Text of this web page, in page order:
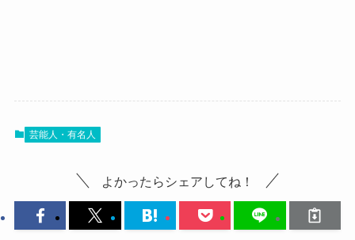
表されていませんでした。
今まで高校名を明かしたことはありませんでし
た。
では、琴石玲菜さんのプロフィールを見ていきま
名前：琴石玲菜 (こといし れいな)
芸能人・有名人
よかったらシェアしてね！